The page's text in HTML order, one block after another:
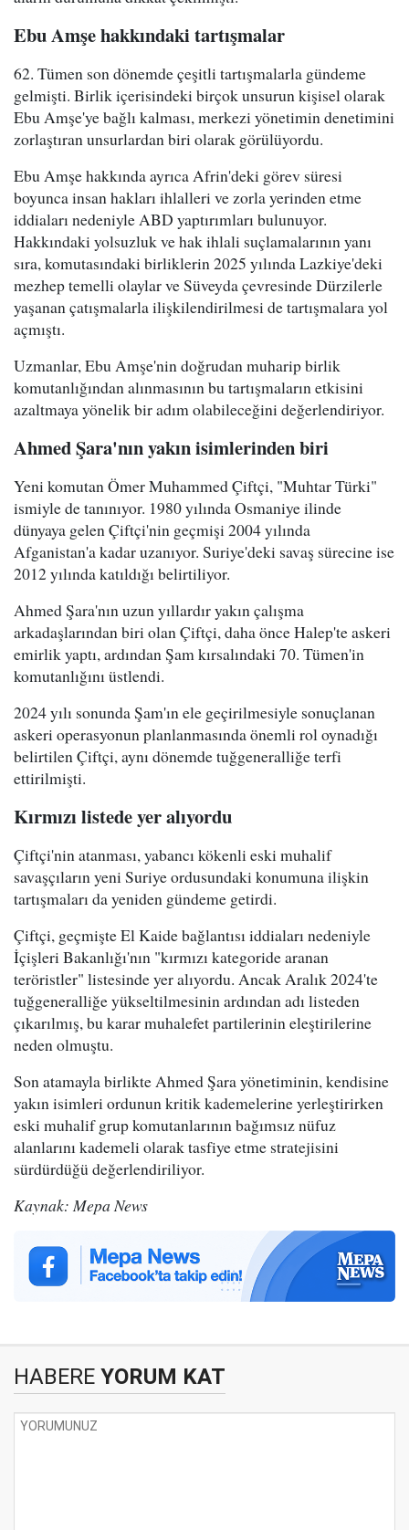
Ebu Amşe hakkındaki tartışmalar
62. Tümen son dönemde çeşitli tartışmalarla gündeme
gelmişti. Birlik içerisindeki birçok unsurun kişisel olarak
Ebu Amşe'ye bağlı kalması, merkezi yönetimin denetimini
zorlaştıran unsurlardan biri olarak görülüyordu.
Ebu Amşe hakkında ayrıca Afrin'deki görev süresi
boyunca insan hakları ihlalleri ve zorla yerinden etme
iddiaları nedeniyle ABD yaptırımları bulunuyor.
Hakkındaki yolsuzluk ve hak ihlali suçlamalarının yanı
sıra, komutasındaki birliklerin 2025 yılında Lazkiye'deki
mezhep temelli olaylar ve Süveyda çevresinde Dürzilerle
yaşanan çatışmalarla ilişkilendirilmesi de tartışmalara yol
açmıştı.
Uzmanlar, Ebu Amşe'nin doğrudan muharip birlik
komutanlığından alınmasının bu tartışmaların etkisini
azaltmaya yönelik bir adım olabileceğini değerlendiriyor.
Ahmed Şara'nın yakın isimlerinden biri
Yeni komutan Ömer Muhammed Çiftçi, "Muhtar Türki"
ismiyle de tanınıyor. 1980 yılında Osmaniye ilinde
dünyaya gelen Çiftçi'nin geçmişi 2004 yılında
Afganistan'a kadar uzanıyor. Suriye'deki savaş sürecine ise
2012 yılında katıldığı belirtiliyor.
Ahmed Şara'nın uzun yıllardır yakın çalışma
arkadaşlarından biri olan Çiftçi, daha önce Halep'te askeri
emirlik yaptı, ardından Şam kırsalındaki 70. Tümen'in
komutanlığını üstlendi.
2024 yılı sonunda Şam'ın ele geçirilmesiyle sonuçlanan
askeri operasyonun planlanmasında önemli rol oynadığı
belirtilen Çiftçi, aynı dönemde tuğgeneralliğe terfi
ettirilmişti.
Kırmızı listede yer alıyordu
Çiftçi'nin atanması, yabancı kökenli eski muhalif
savaşçıların yeni Suriye ordusundaki konumuna ilişkin
tartışmaları da yeniden gündeme getirdi.
Çiftçi, geçmişte El Kaide bağlantısı iddiaları nedeniyle
İçişleri Bakanlığı'nın "kırmızı kategoride aranan
teröristler" listesinde yer alıyordu. Ancak Aralık 2024'te
tuğgeneralliğe yükseltilmesinin ardından adı listeden
çıkarılmış, bu karar muhalefet partilerinin eleştirilerine
neden olmuştu.
Son atamayla birlikte Ahmed Şara yönetiminin, kendisine
yakın isimleri ordunun kritik kademelerine yerleştirirken
eski muhalif grup komutanlarının bağımsız nüfuz
alanlarını kademeli olarak tasfiye etme stratejisini
sürdürdüğü değerlendiriliyor.
Kaynak: Mepa News
HABERE YORUM KAT